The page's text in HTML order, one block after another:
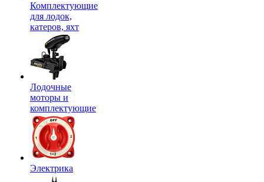
Комплектующие
для лодок,
катеров, яхт
Лодочные
моторы и
комплектующие
Электрика